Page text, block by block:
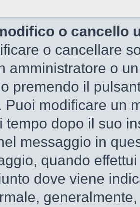
o cancello
o cancellare
amministratore o
premendo il
Puoi modificare un
tempo dopo il suo
messaggio in
quando
dove viene